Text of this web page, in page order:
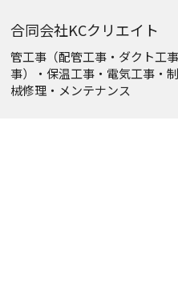
合同会社KCクリエイト
管工事（配管工事・ダクト工
事）・保温工事・電気工事・
械修理・メンテナンス